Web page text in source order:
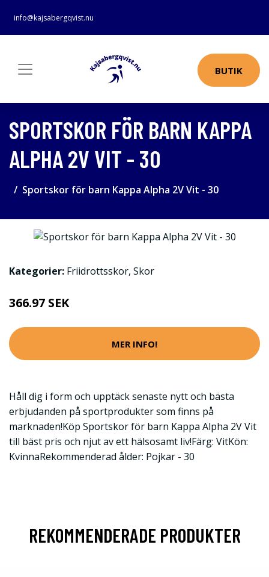
info@kajsabergqvist.nu
BUTIK
SPORTSKOR FÖR BARN KAPPA
ALPHA 2V VIT - 30
Sportskor för barn Kappa Alpha 2V Vit - 30
Kategorier: Friidrottsskor, Skor
366.97 SEK
MER INFO!
Håll dig i form och upptäck senaste nytt och bästa
erbjudanden på sportprodukter som finns på
marknaden!Köp Sportskor för barn Kappa Alpha 2V Vit
till bäst pris och njut av ett hälsosamt liv!Färg: VitKön:
KvinnaRekommenderad ålder: Pojkar - 30
REKOMMENDERADE PRODUKTER